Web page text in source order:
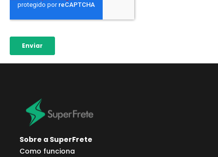
Sobre a SuperFrete
Como funciona